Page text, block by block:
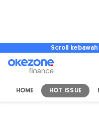
Scroll
HOME HOT ISSUE